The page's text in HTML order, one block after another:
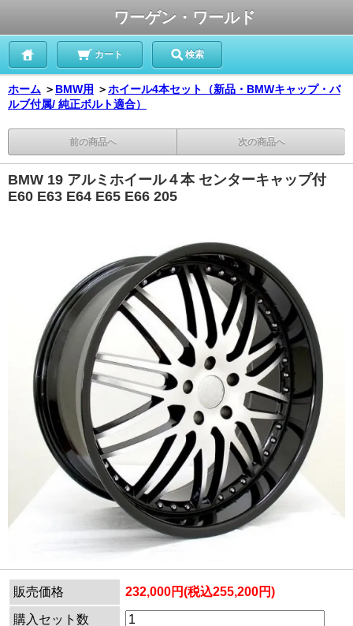
ワーゲン・ワールド
カート 検索
ホーム ＞ BMW用 ＞ホイール4本セット（新品・BMWキャップ・バ
ルブ付属/ 純正ボルト適合）
前の商品へ 次の商品へ
BMW 19 アルミホイール４本 センターキャップ付
E60 E63 E64 E65 E66 205
販売価格 232,000円(税込255,200円)
購入セット数